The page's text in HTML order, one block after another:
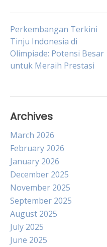
Post
navigation
Perkembangan Terkini
Tinju Indonesia di
Olimpiade: Potensi Besar
untuk Meraih Prestasi
Archives
March 2026
February 2026
January 2026
December 2025
November 2025
September 2025
August 2025
July 2025
June 2025